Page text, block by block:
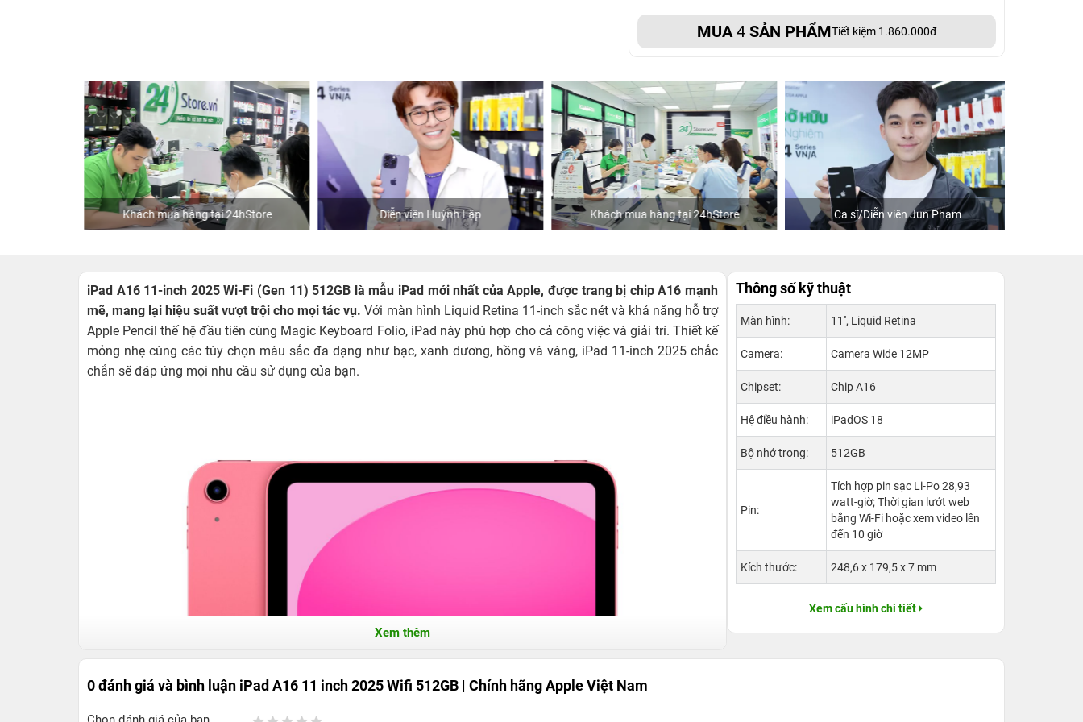
MUA 4SẢN PHẨMTiết kiệm 1.860.000đ
Khách mua hàng tại 24hStore Diễn viên Huỳnh Lập Khách mua hàng tại 24hStore Ca sĩ/Diễn viên Jun Phạm
​iPad A16 11-inch 2025 Wi-Fi (Gen 11) 512GB là mẫu iPad mới nhất của Apple, được trang bị chip A16 mạnh
mẽ, mang lại hiệu suất vượt trội cho mọi tác vụ. Với màn hình Liquid Retina 11-inch sắc nét và khả năng hỗ trợ
Apple Pencil thế hệ đầu tiên cùng Magic Keyboard Folio, iPad này phù hợp cho cả công việc và giải trí. Thiết kế
mỏng nhẹ cùng các tùy chọn màu sắc đa dạng như bạc, xanh dương, hồng và vàng, iPad 11-inch 2025 chắc
chắn sẽ đáp ứng mọi nhu cầu sử dụng của bạn.
Xem thêm
Thông số kỹ thuật
Màn hình: 11'', Liquid Retina
Camera: Camera Wide 12MP
Chipset: Chip A16
Hệ điều hành: iPadOS 18
Bộ nhớ trong: 512GB
Pin:
Tích hợp pin sạc Li-Po 28,93
watt‑giờ; Thời gian lướt web
bằng Wi-Fi hoặc xem video lên
đến 10 giờ
Kích thước: 248,6 x 179,5 x 7 mm
Xem cấu hình chi tiết
0 đánh giá và bình luận iPad A16 11 inch 2025 Wifi 512GB | Chính hãng Apple Việt Nam